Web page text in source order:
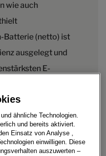
wie auch
Batterie (netto) ist
ausgelegt und
E-
unter der
einem Experten für
ähnliche Technologien.
und bereits aktiviert.
Einsatz von Analyse ,
einwilligen. Diese
auszuwerten –